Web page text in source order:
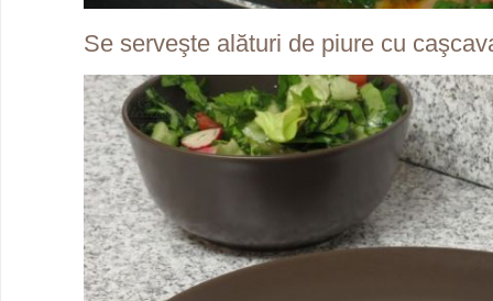
Se serveşte alături de piure cu